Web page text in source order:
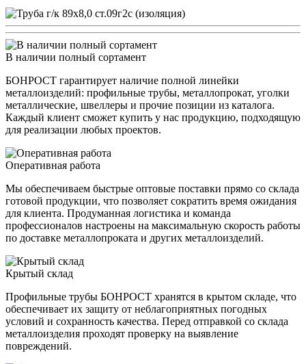
В наличии полный сортамент
БОНРОСТ гарантирует наличие полной линейки
металлоизделий: профильные трубы, металлопрокат, уголки
металлические, швеллеры и прочие позиции из каталога.
Каждый клиент сможет купить у нас продукцию, подходящую
для реализации любых проектов.
Оперативная работа
Мы обеспечиваем быстрые оптовые поставки прямо со склада
готовой продукции, что позволяет сократить время ожидания
для клиента. Продуманная логистика и команда
профессионалов настроены на максимальную скорость работы
по доставке металлопроката и других металлоизделий.
Крытый склад
Профильные трубы БОНРОСТ хранятся в крытом складе, что
обеспечивает их защиту от неблагоприятных погодных
условий и сохранность качества. Перед отправкой со склада
металлоизделия проходят проверку на выявление
повреждений.